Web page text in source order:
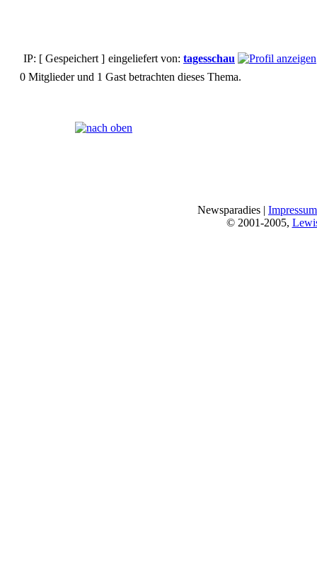
IP: [ Gespeichert ] eingeliefert von: tagesschau
0 Mitglieder und 1 Gast betrachten dieses Thema.
Newsparadies | Impressum
© 2001-2005,